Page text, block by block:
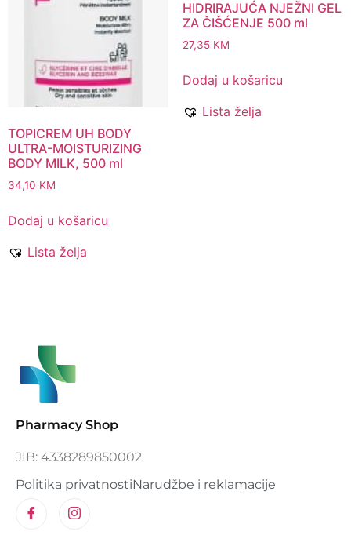
TOPICREM UH BODY
ULTRA-MOISTURIZING
BODY MILK, 500 ml
34,10 KM
Dodaj u košaricu
Lista želja
HIDRIRAJUĆA NJEŽNI GEL
ZA ČIŠĆENJE 500 ml
27,35 KM
Dodaj u košaricu
Lista želja
Pharmacy Shop
JIB: 4338289850002
Politika privatnostiNarudžbe i reklamacije